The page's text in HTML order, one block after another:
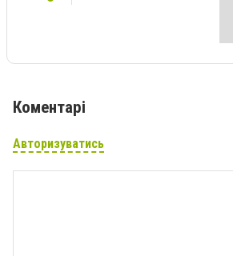
Коментарі
Авторизуватись